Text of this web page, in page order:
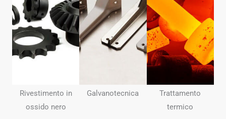
Rivestimento in
ossido nero
Galvanotecnica
Trattamento
termico